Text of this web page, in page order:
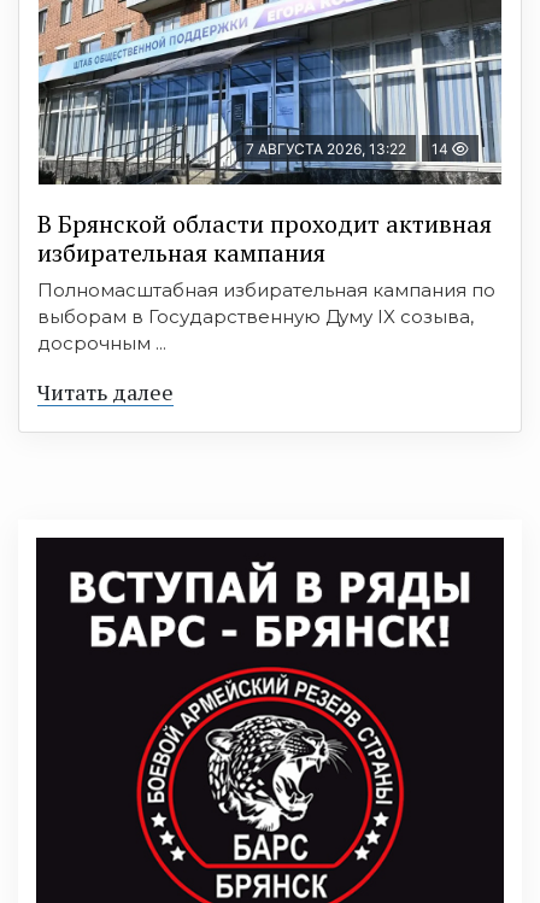
7 АВГУСТА 2026, 13:22 14
В Брянской области проходит активная
избирательная кампания
Полномасштабная избирательная кампания по
выборам в Государственную Думу IX созыва,
досрочным ...
Читать далее